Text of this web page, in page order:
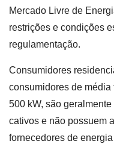
Mercado Livre de
restrições e condições
regulamentação.
Consumidores
consumidores de
500 kW, são
cativos e não possuem
fornecedores de